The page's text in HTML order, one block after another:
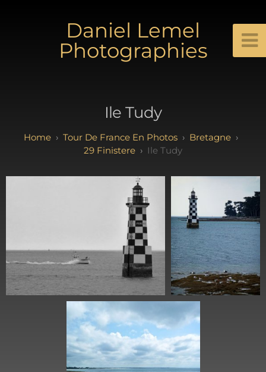
Daniel Lemel
Photographies
Ile Tudy
Tour De France En Photos
Bretagne
29 Finistere
Ile Tudy